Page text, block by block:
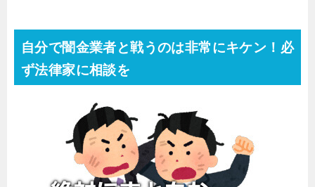
自分で闇金業者と戦うのは非常にキケン！必
ず法律家に相談を